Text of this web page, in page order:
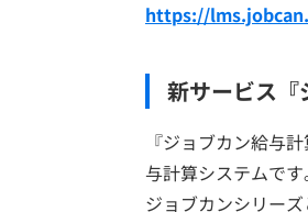
https://
新サービス『
『ジョブカン給与
与計算システムです
ジョブカンシリー